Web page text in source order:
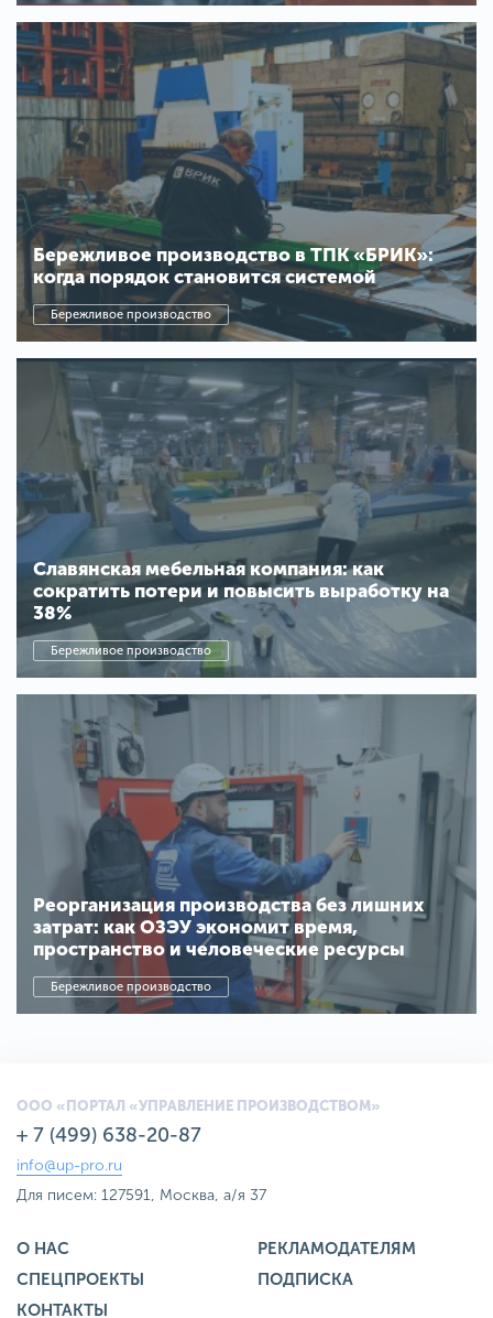
Бережливое производство в ТПК «БРИК»:
когда порядок становится системой
Бережливое производство
Славянская мебельная компания: как
сократить потери и повысить выработку на
38%
Бережливое производство
Реорганизация производства без лишних
затрат: как ОЗЭУ экономит время,
пространство и человеческие ресурсы
Бережливое производство
ООО «ПОРТАЛ «УПРАВЛЕНИЕ ПРОИЗВОДСТВОМ»
+ 7 (499) 638-20-87
info@up-pro.ru
Для писем: 127591, Москва, а/я 37
О НАС
РЕКЛАМОДАТЕЛЯМ
СПЕЦПРОЕКТЫ
ПОДПИСКА
КОНТАКТЫ